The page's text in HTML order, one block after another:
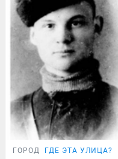
ГОРОД ГДЕ ЭТА УЛИЦА?